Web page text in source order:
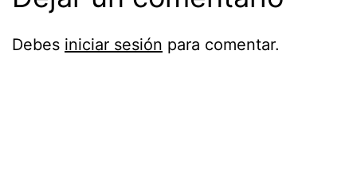
Debes iniciar sesión para comentar.